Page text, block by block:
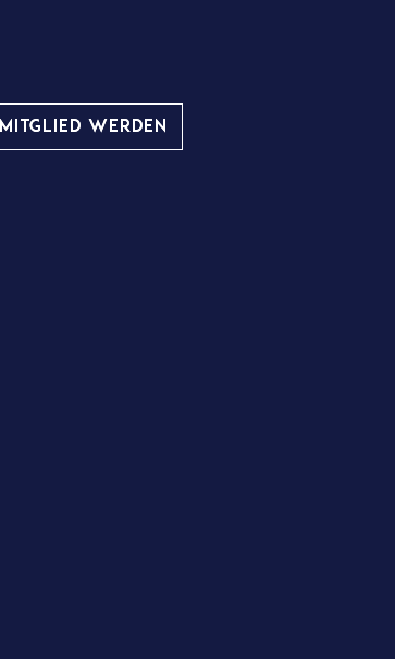
Mitglied werden
Mitglied werden